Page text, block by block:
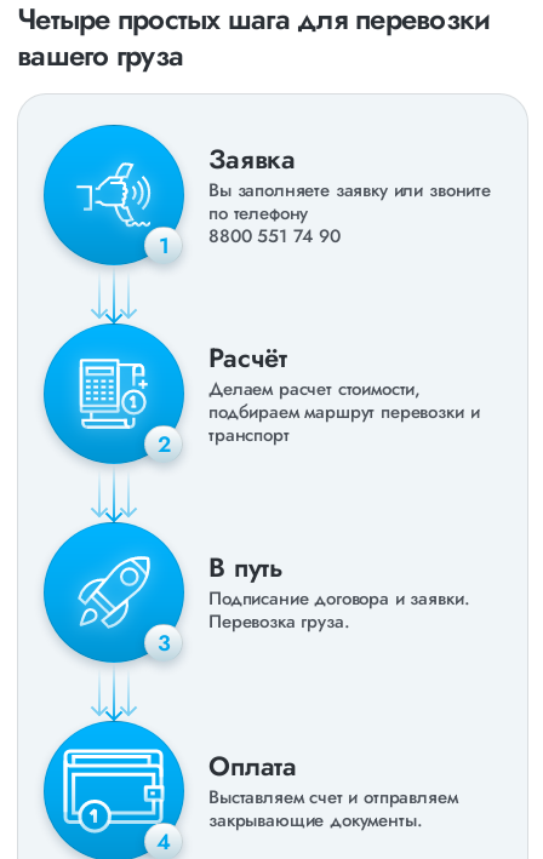
Четыре простых шага для перевозки
вашего груза
1
Заявка
Вы заполняете заявку или звоните
по телефону
8800 551 74 90
2
Расчёт
Делаем расчет стоимости,
подбираем маршрут перевозки и
транспорт
3
В путь
Подписание договора и заявки.
Перевозка груза.
4
Оплата
Выставляем счет и отправляем
закрывающие документы.